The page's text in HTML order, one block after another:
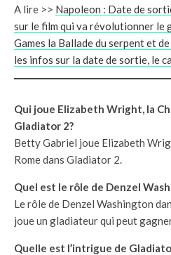
A lire >> Napoleon : Date de
sur le film qui va révolutionner le
Games la Ballade du serpent et
les infos sur la date de sortie, le
Qui joue Elizabeth Wright, la
Gladiator 2?
Betty Gabriel joue Elizabeth
Rome dans Gladiator 2.
Quel est le rôle de Denzel
Le rôle de Denzel Washington
joue un gladiateur qui peut
Quelle est l’intrigue de